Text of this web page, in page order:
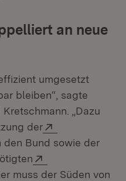
an neue
umgesetzt
bleiben“, sagte
„Dazu
der
in neuem Fenster)
den Bund sowie der
in neuem Fenster)
muss der Süden von